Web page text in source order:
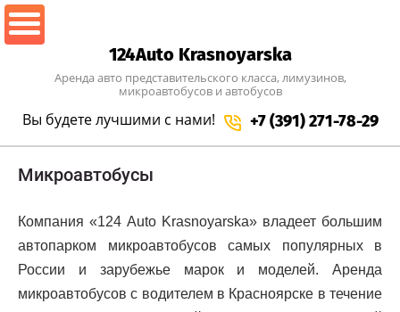
124Auto Krasnoyarska
Аренда авто представительского класса, лимузинов,
микроавтобусов и автобусов
Вы будете лучшими с нами! +7 (391) 271-78-29
Микроавтобусы
Компания «124 Auto Krasnoyarska» владеет большим
автопарком микроавтобусов самых популярных в
России и зарубежье марок и моделей. Аренда
микроавтобусов с водителем в Красноярске в течение